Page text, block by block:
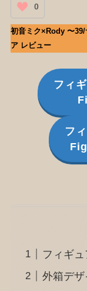
0
初音ミク×Rody 〜
ア レビュー
フィ
フ
フィギ
外箱デ